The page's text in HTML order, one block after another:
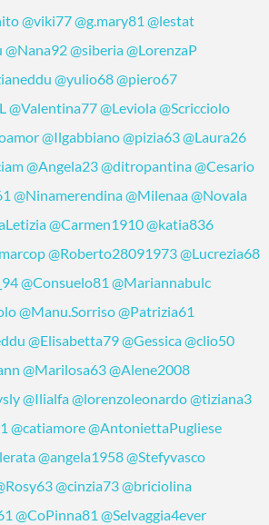
@viki77@g.mary81 @lestat
@Nana92@siberia@LorenzaP
@yulio68@piero67
@Valentina77@Leviola@Scricciolo
@Ilgabbiano@pizia63@Laura26
@Angela23@ditropantina@Cesario
@Ninamerendina@Milenaa@Novala
@Carmen1910@katia836
@Roberto28091973@Lucrezia68
@Consuelo81 @Mariannabulc
@Manu.Sorriso@Patrizia61
@Elisabetta79@Gessica@clio50
@Marilosa63@Alene2008
@Ilialfa@lorenzoleonardo@tiziana3
@catiamore@AntoniettaPugliese
@angela1958@Stefyvasco
@cinzia73@briciolina
@CoPinna81 @Selvaggia4ever